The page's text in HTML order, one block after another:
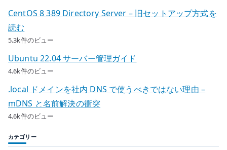
CentOS 8 389 Directory Server – 旧セットアップ方式を
読む
5.3k件のビュー
Ubuntu 22.04 サーバー管理ガイド
4.6k件のビュー
.local ドメインを社内 DNS で使うべきではない理由 –
mDNS と名前解決の衝突
4.6k件のビュー
カテゴリー